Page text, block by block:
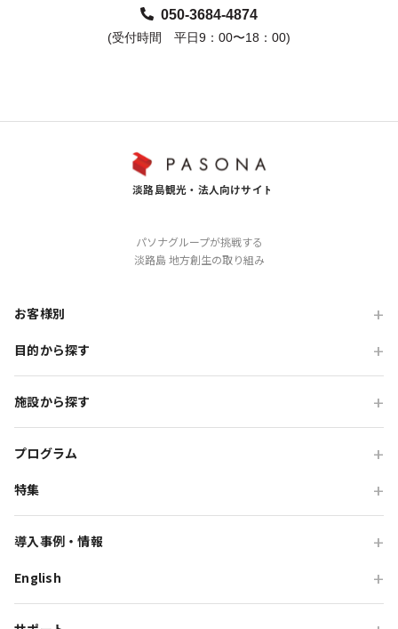
050-3684-4874
(受付時間 平日9：00〜18：00)
パソナグループが挑戦する
淡路島 地方創生の取り組み
お客様別
旅行会社の方
自治体・行政の方
目的から探す
研修・チームビルディング
インセンティブ・ご招待
高付加価値観光
貸切・イベント会場利用
教育旅行
施設から探す
オーシャンテラス
青海波
HELLO KITTY SMILE
プログラム
団体体験プログラム
団体貸切プログラム
団体食事プログラム
特集
チームビルディング特集
導入事例・情報
旅行会社向け事例
English